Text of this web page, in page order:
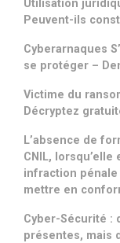
Utilisation
Peuvent-ils
Cyberarnaques
se protéger –
Victime du
Décryptez
L’absence de
CNIL,
infraction pénale
mettre en
Cyber-Sécurité :
présentes, mais